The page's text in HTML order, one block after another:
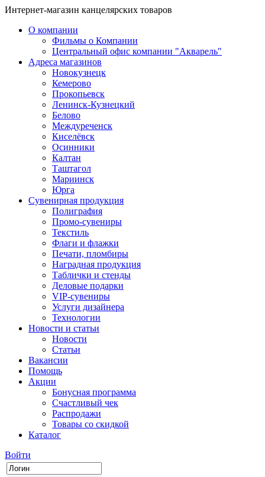
Интернет-магазин канцелярских товаров
О компании
Фильмы о Компании
Центральный офис компании "Акварель"
Адреса магазинов
Новокузнецк
Кемерово
Прокопьевск
Ленинск-Кузнецкий
Белово
Междуреченск
Киселёвск
Осинники
Калтан
Таштагол
Мариинск
Юрга
Сувенирная продукция
Полиграфия
Промо-сувениры
Текстиль
Флаги и флажки
Печати, пломбиры
Наградная продукция
Таблички и стенды
Деловые подарки
VIP-сувениры
Услуги дизайнера
Технологии
Новости и статьи
Новости
Статьи
Вакансии
Помощь
Акции
Бонусная программа
Счастливый чек
Распродажи
Товары со скидкой
Каталог
Войти